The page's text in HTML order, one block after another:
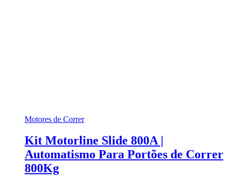
Motores de Correr
Kit Motorline Slide 800A |
Automatismo Para Portões de Correr
800Kg